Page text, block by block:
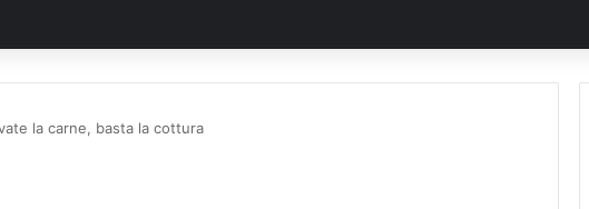
la carne, basta la cottura